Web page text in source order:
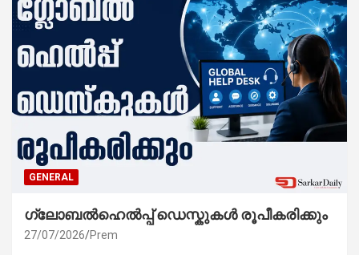
GENERAL
ഗ്ലോബൽഹെൽപ്പ് ഡെസ്കുകൾ രൂപീകരിക്കും
27/07/2026 Prem